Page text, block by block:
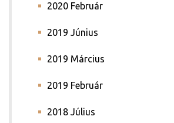
2020 Február
2019 Június
2019 Március
2019 Február
2018 Július